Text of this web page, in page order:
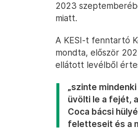
2023
miatt.
A KESI-t fenntartó
mondta, először
ellátott levélből
„szinte
üvölti le a fejét,
Coca bácsi
feletteseit és a